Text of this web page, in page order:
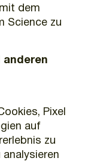
dem
Science zu
anderen
Pixel
auf
zu